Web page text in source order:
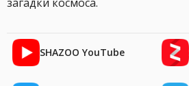
SHAZOO YouTube